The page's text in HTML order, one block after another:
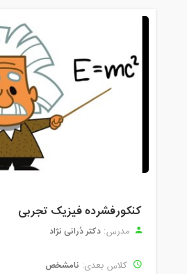
کنکورفشرده فیزیک تجربی
مدرس: دکتر دُرانی نژاد
کلاس بعدی: نامشخص